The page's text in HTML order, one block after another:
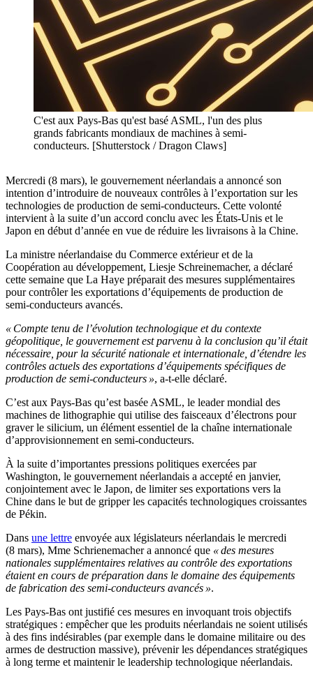
C'est aux Pays-Bas qu'est basé ASML, l'un des plus
grands fabricants mondiaux de machines à semi-
conducteurs. [Shutterstock / Dragon Claws]
Mercredi (8 mars), le gouvernement néerlandais a annoncé son
intention d’introduire de nouveaux contrôles à l’exportation sur les
technologies de production de semi-conducteurs. Cette volonté
intervient à la suite d’un accord conclu avec les États-Unis et le
Japon en début d’année en vue de réduire les livraisons à la Chine.
La ministre néerlandaise du Commerce extérieur et de la
Coopération au développement, Liesje Schreinemacher, a déclaré
cette semaine que La Haye préparait des mesures supplémentaires
pour contrôler les exportations d’équipements de production de
semi-conducteurs avancés.
« Compte tenu de l’évolution technologique et du contexte
géopolitique, le gouvernement est parvenu à la conclusion qu’il était
nécessaire, pour la sécurité nationale et internationale, d’étendre les
contrôles actuels des exportations d’équipements spécifiques de
production de semi-conducteurs », a-t-elle déclaré.
C’est aux Pays-Bas qu’est basée ASML, le leader mondial des
machines de lithographie qui utilise des faisceaux d’électrons pour
graver le silicium, un élément essentiel de la chaîne internationale
d’approvisionnement en semi-conducteurs.
À la suite d’importantes pressions politiques exercées par
Washington, le gouvernement néerlandais a accepté en janvier,
conjointement avec le Japon, de limiter ses exportations vers la
Chine dans le but de gripper les capacités technologiques croissantes
de Pékin.
Dans une lettre envoyée aux législateurs néerlandais le mercredi
(8 mars), Mme Schrienemacher a annoncé que « des mesures
nationales supplémentaires relatives au contrôle des exportations
étaient en cours de préparation dans le domaine des équipements
de fabrication des semi-conducteurs avancés ».
Les Pays-Bas ont justifié ces mesures en invoquant trois objectifs
stratégiques : empêcher que les produits néerlandais ne soient utilisés
à des fins indésirables (par exemple dans le domaine militaire ou des
armes de destruction massive), prévenir les dépendances stratégiques
à long terme et maintenir le leadership technologique néerlandais.